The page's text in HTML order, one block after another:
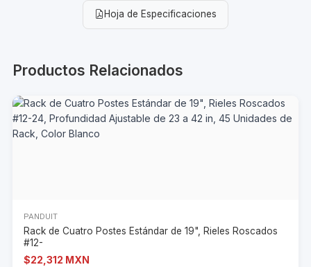
Hoja de Especificaciones
Productos Relacionados
PANDUIT
Rack de Cuatro Postes Estándar de 19", Rieles Roscados
#12-
$22,312 MXN